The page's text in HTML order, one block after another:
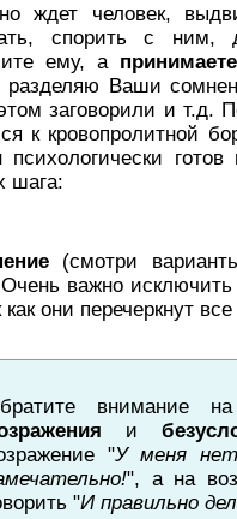
ждет человек,
спорить с
ему, а
Ваши
заговорили и т.д.
к кровопролитной
психологически
шага:
(смотри
важно исключить
как они перечеркнут
внимание
и
"У меня нет
", а на
"И правильно